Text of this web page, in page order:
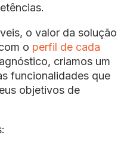
o valor da solução
o perfil de cada
criamos um
funcionalidades que
objetivos de